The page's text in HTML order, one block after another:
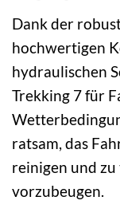
Dank der
hochwertigen
hydraulischen
Trekking 7 für
ratsam, das
reinigen und
vorzubeugen.